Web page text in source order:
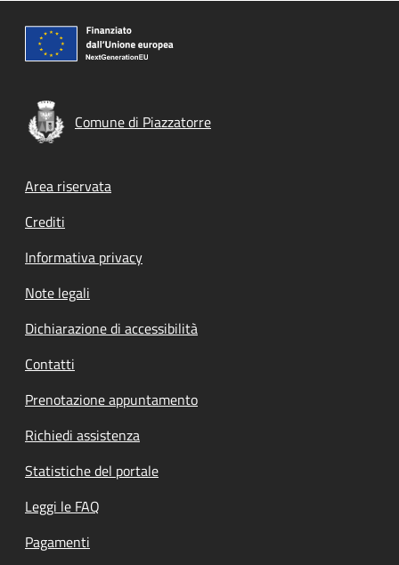
Comune di Piazzatorre
Footer menu
Area riservata
Crediti
Informativa privacy
Note legali
Dichiarazione di accessibilità
Contatti
Prenotazione appuntamento
Richiedi assistenza
Statistiche del portale
Leggi le FAQ
Pagamenti